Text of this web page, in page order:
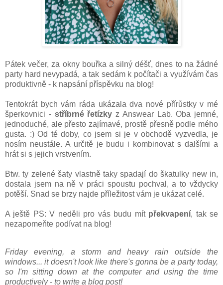
Pátek večer, za okny bouřka a silný déšť, dnes to na žádné
party hard nevypadá, a tak sedám k počítači a využívám čas
produktivně - k napsání příspěvku na blog!
Tentokrát bych vám ráda ukázala dva nové přírůstky v mé
šperkovnici - stříbrné řetízky z Answear Lab. Oba jemné,
jednoduché, ale přesto zajímavé, prostě přesně podle mého
gusta. :) Od té doby, co jsem si je v obchodě vyzvedla, je
nosím neustále. A určitě je budu i kombinovat s dalšími a
hrát si s jejich vrstvením.
Btw. ty zelené šaty vlastně taky spadají do škatulky new in,
dostala jsem na ně v práci spoustu pochval, a to vždycky
potěší. Snad se brzy najde příležitost vám je ukázat celé.
A ještě PS: V neděli pro vás budu mít překvapení, tak se
nezapomeňte podívat na blog!
Friday evening, a storm and heavy rain outside the
windows... it doesn't look like there's gonna be a party today,
so I'm sitting down at the computer and using the time
productively - to write a blog post!